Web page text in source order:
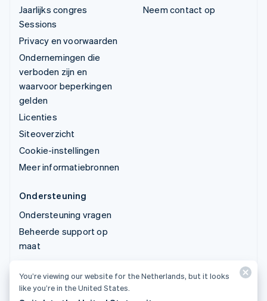
Jaarlijks congres
Sessions
Privacy en voorwaarden
Ondernemingen die
verboden zijn en
waarvoor beperkingen
gelden
Licenties
Siteoverzicht
Cookie-instellingen
Meer informatiebronnen
Neem contact op
Ondersteuning
Ondersteuning vragen
Beheerde support op
maat
© 2026 Stripe, LLC
You’re viewing our website for the Netherlands, but it looks
like you’re in the United States.